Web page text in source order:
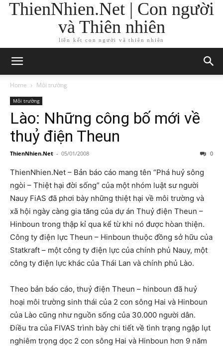
ThienNhien.Net | Con người
và Thiên nhiên
liên kết con người và thiên nhiên
Home Môi trường
Môi trường
Lào: Những công bố mới về
thuỷ điện Theun
ThienNhien.Net - 05/01/2008 0
ThienNhien.Net – Bản báo cáo mang tên “Phá huỷ sông
ngòi – Thiệt hại đời sống” của một nhóm luật sư người
Nauy FiAS đã phơi bày những thiệt hại về môi trường và
xã hội ngày càng gia tăng của dự án Thuỷ điện Theun –
Hinboun trong thập kỉ qua kể từ khi nó được hòan thiện.
Công ty điện lực Theun – Hinboun thuộc đồng sở hữu của
Statkraft – một công ty điện lực của chính phủ Nauy, một
công ty điện lực khác của Thái Lan và chính phủ Lào.
Theo bản báo cáo, thuỷ điện Theun – hinboun đã huỷ
hoại môi trường sinh thái của 2 con sông Hai và Hinboun
của Lào cũng như nguồn sống của 30.000 người dân.
Điều tra của FIVAS trình bày chi tiết về tình trạng ngập lụt
nghiêm trọng dọc 2 con sông Hai và Hinboun hơn 9 năm